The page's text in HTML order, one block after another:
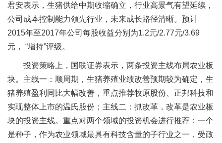
君安表示，生猪供给中期收缩确立，行业高景气有望延续，
公司成本控制能力领先行业，未来成长路径清晰。预计
2015年至2017年公司每股收益分别为1.2元/2.77元/3.69
元， “增持”评级。
投资策略上，国联证券表示，两条投资主线布局农业板
块。主线一：顺周期，生猪养殖业绩改善预期较为确定，生
猪养殖盈利同比大幅改善，重点推荐牧原股份、正邦科技和
实现整体上市的温氏股份；主线二：抓改革，改革是农业板
块的投资主线。重点对两个领域的投资机会进行推荐：一个
是种子，作为农业领域最具有科技含量的子行业之一，受政